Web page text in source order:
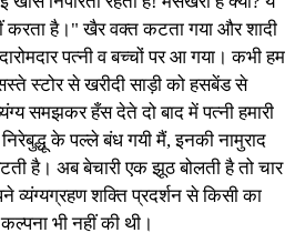
करता है।" खैर वक्त कटता गया और शादी
पत्नी व बच्चों पर आ गया। कभी हम
स्टोर से खरीदी साड़ी को हसबेंड से
समझकर हँस देते दो बाद में पत्नी हमारी
के पल्ले बंध गयी मैं, इनकी नामुराद
है। अब बेचारी एक झूठ बोलती है तो चार
व्यंग्यग्रहण शक्ति प्रदर्शन से किसी का
भी नहीं की थी।